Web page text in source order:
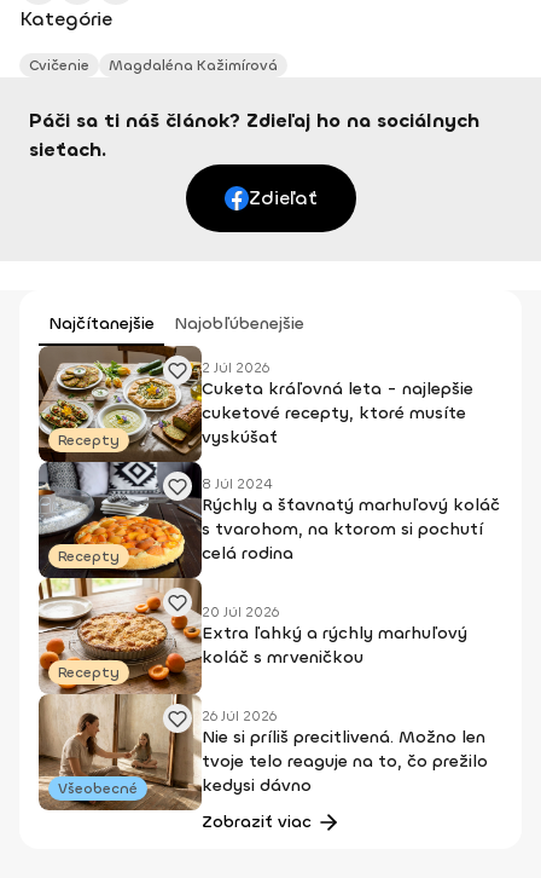
Kategórie
Cvičenie Magdaléna Kažimírová
Páči sa ti náš článok? Zdieľaj ho na sociálnych
sieťach.
Zdieľať
Najčítanejšie Najobľúbenejšie
Recepty
2 Júl 2026
Cuketa kráľovná leta - najlepšie
cuketové recepty, ktoré musíte
vyskúšať
Recepty
8 Júl 2024
Rýchly a šťavnatý marhuľový koláč
s tvarohom, na ktorom si pochutí
celá rodina
Recepty
20 Júl 2026
Extra ľahký a rýchly marhuľový
koláč s mrveničkou
Všeobecné
26 Júl 2026
Nie si príliš precitlivená. Možno len
tvoje telo reaguje na to, čo prežilo
kedysi dávno
Zobraziť viac